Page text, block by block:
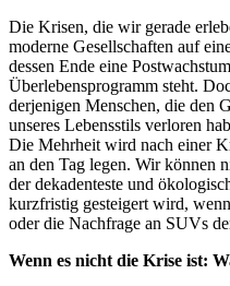
Die Krisen, die wir gerade
moderne Gesellschaften auf
dessen Ende eine
Überlebensprogramm steht.
derjenigen Menschen, die den
unseres Lebensstils verloren
Die Mehrheit wird nach einer
an den Tag legen. Wir können
der dekadenteste und
kurzfristig gesteigert wird,
oder die Nachfrage an SUVs
Wenn es nicht die Krise ist: